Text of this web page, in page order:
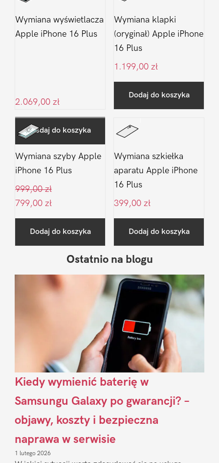
Wymiana wyświetlacza
Apple iPhone 16 Plus
2.069,00 zł
Dodaj do koszyka
Wymiana klapki
(oryginał) Apple iPhone
16 Plus
1.199,00 zł
Dodaj do koszyka
Wymiana szyby Apple
iPhone 16 Plus
999,00zł
799,00 zł
Dodaj do koszyka
Wymiana szkiełka
aparatu Apple iPhone
16 Plus
399,00 zł
Dodaj do koszyka
Sidebar
Ostatnio na blogu
Kiedy wymienić baterię w
Samsungu Galaxy po gwarancji? –
objawy, koszty i bezpieczna
naprawa w serwisie
1 lutego 2026